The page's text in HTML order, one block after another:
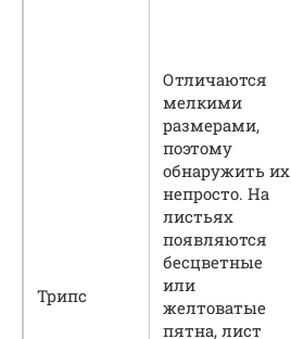
Трипс
Отличаются
мелкими
размерами,
поэтому
обнаружить их
непросто. На
листьях
появляются
бесцветные
или
желтоватые
пятна, лист